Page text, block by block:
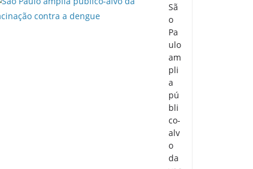
Sã
o
Pa
ulo
am
pli
a
pú
bli
co-
alv
o
da